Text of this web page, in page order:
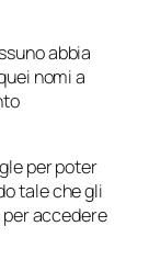
abbia
nomi a
per poter
tale che gli
accedere